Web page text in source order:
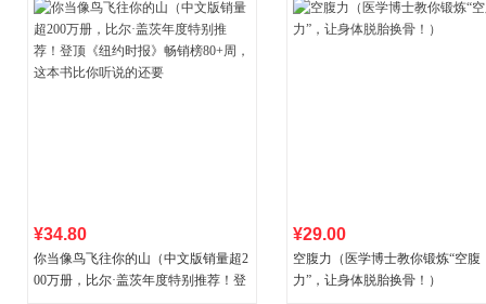
¥34.80
你当像鸟飞往你的山（中文版销量超2
00万册，比尔·盖茨年度特别推荐！登
¥29.00
空腹力（医学博士教你锻炼“空腹
力”，让身体脱胎换骨！）